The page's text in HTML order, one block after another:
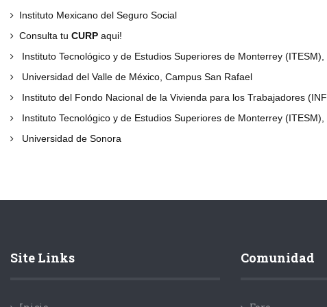
Instituto Mexicano del Seguro Social
Consulta tu CURP aqui!
Instituto Tecnológico y de Estudios Superiores de Monterrey (ITESM),
Universidad del Valle de México, Campus San Rafael
Instituto del Fondo Nacional de la Vivienda para los Trabajadores (INF
Instituto Tecnológico y de Estudios Superiores de Monterrey (ITESM),
Universidad de Sonora
Site Links Comunidad